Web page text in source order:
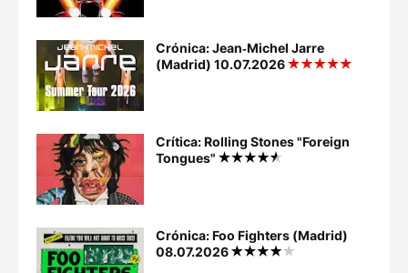
Crónica: Jean‐Michel Jarre
(Madrid) 10.07.2026
Crítica: Rolling Stones "Foreign
Tongues"
Crónica: Foo Fighters (Madrid)
08.07.2026